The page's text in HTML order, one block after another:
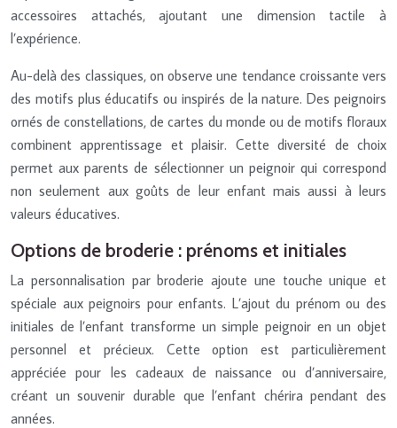
accessoires attachés, ajoutant une dimension tactile à
l’expérience.
Au-delà des classiques, on observe une tendance croissante vers
des motifs plus éducatifs ou inspirés de la nature. Des peignoirs
ornés de constellations, de cartes du monde ou de motifs floraux
combinent apprentissage et plaisir. Cette diversité de choix
permet aux parents de sélectionner un peignoir qui correspond
non seulement aux goûts de leur enfant mais aussi à leurs
valeurs éducatives.
Options de broderie : prénoms et initiales
La personnalisation par broderie ajoute une touche unique et
spéciale aux peignoirs pour enfants. L’ajout du prénom ou des
initiales de l’enfant transforme un simple peignoir en un objet
personnel et précieux. Cette option est particulièrement
appréciée pour les cadeaux de naissance ou d’anniversaire,
créant un souvenir durable que l’enfant chérira pendant des
années.